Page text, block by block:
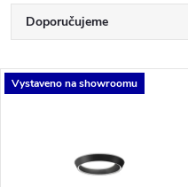
Ř
a
Doporučujeme
Nejdražší
Abecedně
V
Vystaveno na showroomu